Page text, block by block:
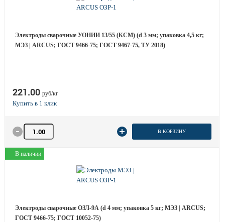
Электроды сварочные УОНИИ 13/55 (КСМ) (d 3 мм; упаковка 4,5 кг;
МЭЗ | ARCUS; ГОСТ 9466-75; ГОСТ 9467-75, ТУ 2018)
221.00 руб/кг
Количество товара В КОРЗИНУ
В наличии
Электроды сварочные ОЗЛ-9А (d 4 мм; упаковка 5 кг; МЭЗ | ARCUS;
ГОСТ 9466-75; ГОСТ 10052-75)